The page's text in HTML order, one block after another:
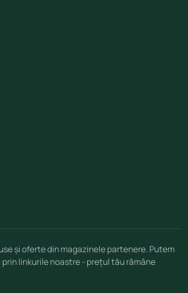
și oferte din magazinele partenere. Putem
linkurile noastre - prețul tău rămâne